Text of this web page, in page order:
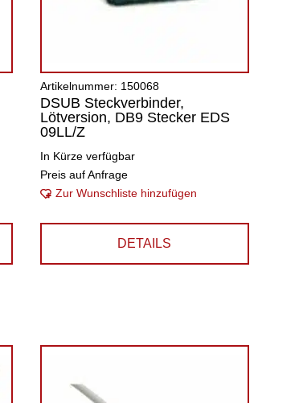
Artikelnummer: 150068
DSUB Steckverbinder,
Lötversion, DB9 Stecker EDS
09LL/Z
In Kürze verfügbar
Preis auf Anfrage
Zur Wunschliste hinzufügen
DETAILS